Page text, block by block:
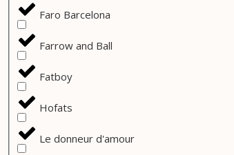
Faro Barcelona
Farrow and Ball
Fatboy
Hofats
Le donneur d'amour